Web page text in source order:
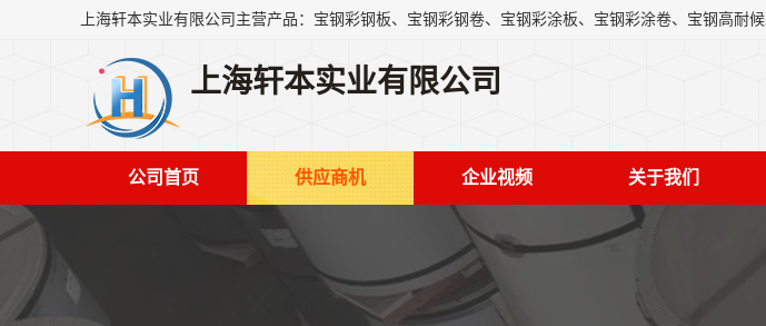
上海轩本实业有限公司
公司首页 供应商机 企业视频 关于我们